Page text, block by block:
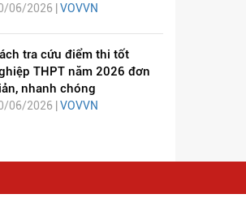
06/2026 | VOVVN
tra cứu điểm thi tốt
THPT năm 2026 đơn
nhanh chóng
06/2026 | VOVVN